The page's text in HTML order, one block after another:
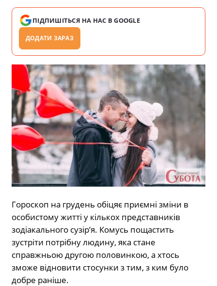
ПІДПИШІТЬСЯ НА НАС В GOOGLE
ДОДАТИ ЗАРАЗ
Гороскоп на грудень обіцяє приємні зміни в
особистому житті у кількох представників
зодіакального сузір’я. Комусь пощастить
зустріти потрібну людину, яка стане
справжньою другою половинкою, а хтось
зможе відновити стосунки з тим, з ким було
добре раніше.